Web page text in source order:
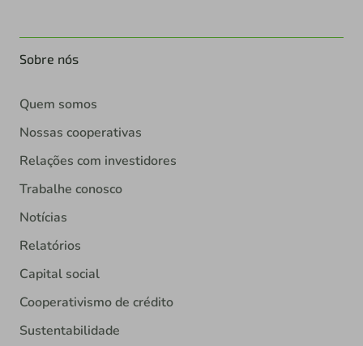
Sobre nós
Quem somos
Nossas cooperativas
Relações com investidores
Trabalhe conosco
Notícias
Relatórios
Capital social
Cooperativismo de crédito
Sustentabilidade